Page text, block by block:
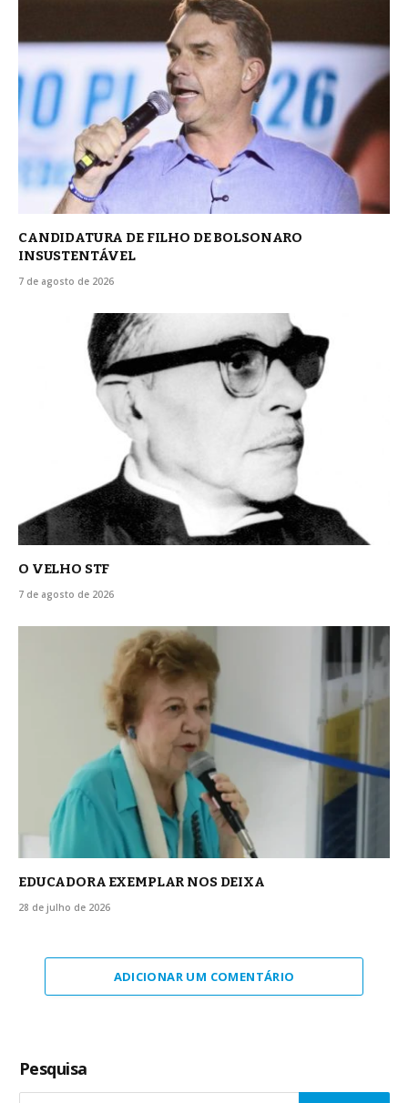
CANDIDATURA DE FILHO DE BOLSONARO
INSUSTENTÁVEL
7 de agosto de 2026
O VELHO STF
7 de agosto de 2026
EDUCADORA EXEMPLAR NOS DEIXA
28 de julho de 2026
ADICIONAR UM COMENTÁRIO
Pesquisa